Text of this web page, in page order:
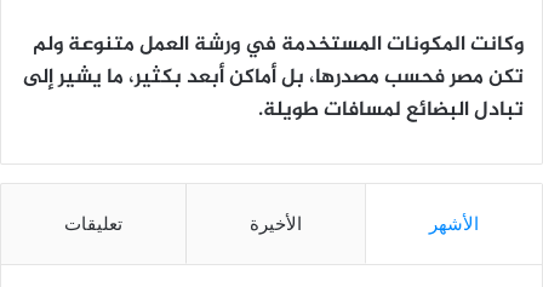
وكانت المكونات المستخدمة في ورشة العمل متنوعة ولم
تكن مصر فحسب مصدرها، بل أماكن أبعد بكثير، ما يشير إلى
تبادل البضائع لمسافات طويلة.
الأشهر الأخيرة تعليقات